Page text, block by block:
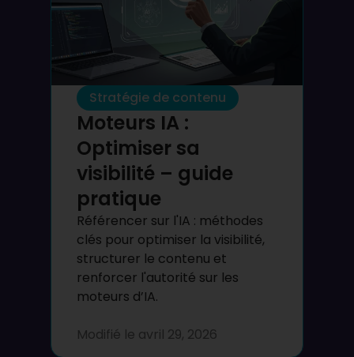
Stratégie de contenu
Moteurs IA :
Optimiser sa
visibilité – guide
pratique
Référencer sur l'IA : méthodes
clés pour optimiser la visibilité,
structurer le contenu et
renforcer l'autorité sur les
moteurs d’IA.
Modifié le avril 29, 2026